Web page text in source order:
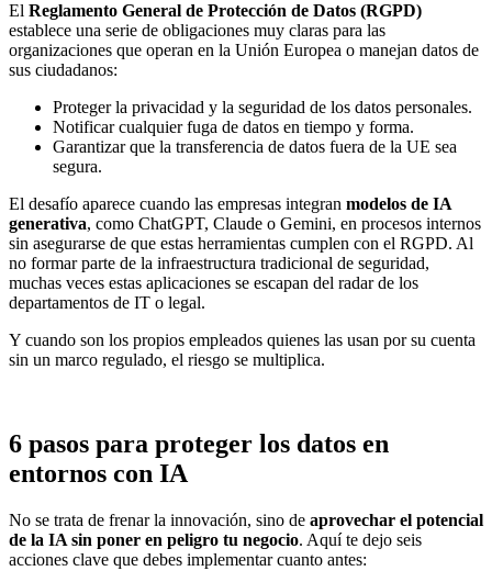
El Reglamento General de Protección de Datos (RGPD)
establece una serie de obligaciones muy claras para las
organizaciones que operan en la Unión Europea o manejan datos de
sus ciudadanos:
Proteger la privacidad y la seguridad de los datos personales.
Notificar cualquier fuga de datos en tiempo y forma.
Garantizar que la transferencia de datos fuera de la UE sea
segura.
El desafío aparece cuando las empresas integran modelos de IA
generativa, como ChatGPT, Claude o Gemini, en procesos internos
sin asegurarse de que estas herramientas cumplen con el RGPD. Al
no formar parte de la infraestructura tradicional de seguridad,
muchas veces estas aplicaciones se escapan del radar de los
departamentos de IT o legal.
Y cuando son los propios empleados quienes las usan por su cuenta
sin un marco regulado, el riesgo se multiplica.
6 pasos para proteger los datos en
entornos con IA
No se trata de frenar la innovación, sino de aprovechar el potencial
de la IA sin poner en peligro tu negocio. Aquí te dejo seis
acciones clave que debes implementar cuanto antes: